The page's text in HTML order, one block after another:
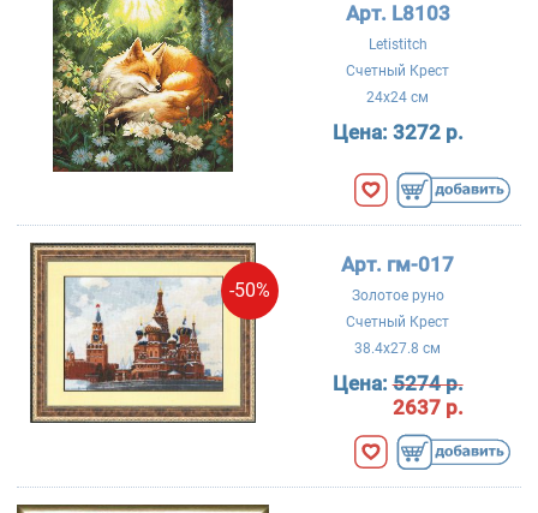
Арт. L8103
Letistitch
Счетный Крест
24x24 см
Цена: 3272 р.
-50%
Арт. гм-017
Золотое руно
Счетный Крест
38.4x27.8 см
Цена:5274 р.
2637 р.